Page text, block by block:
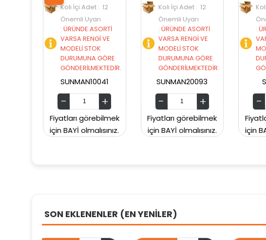
Koli İçi Adet : 12
ÜRÜNDE ASORTİ
VARSA RENGİ VE
MODELİ STOK
DURUMUNA GÖRE
GÖNDERİLMEKTEDİR.
görebilmek
BAYİ olmalısınız.
Koli İçi Adet : 12
:ÜRÜNDE ASORTİ
VARSA RENGİ VE
MODELİ STOK
DURUMUNA GÖRE
GÖNDERİLMEKTEDİR.
SUNMAN20093
Fiyatları görebilmek
için BAYİ olmalısınız.
Koli İçi Adet :
:ÜRÜNDE ASORTİ
VARSA RENGİ VE
MODELİ STOK
DURUMUNA GÖRE
GÖNDERİLMEKTEDİR.
Fiyatları görebilmek
için BAYİ olmalısınız.
SON EKLENENLER (EN YENİLER)